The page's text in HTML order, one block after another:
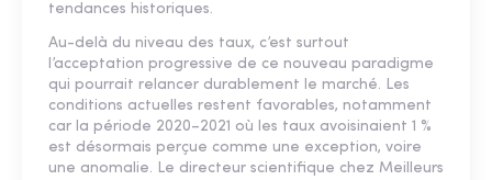
tendances historiques.
Au-delà du niveau des taux, c’est surtout
l’acceptation progressive de ce nouveau paradigme
qui pourrait relancer durablement le marché. Les
conditions actuelles restent favorables, notamment
car la période 2020–2021 où les taux avoisinaient 1 %
est désormais perçue comme une exception, voire
une anomalie. Le directeur scientifique chez Meilleurs